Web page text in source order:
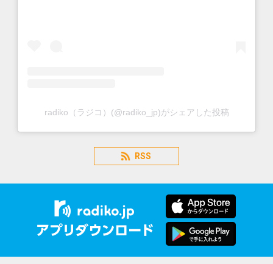
radiko（ラジコ）(@radiko_jp)がシェアした投稿
RSS